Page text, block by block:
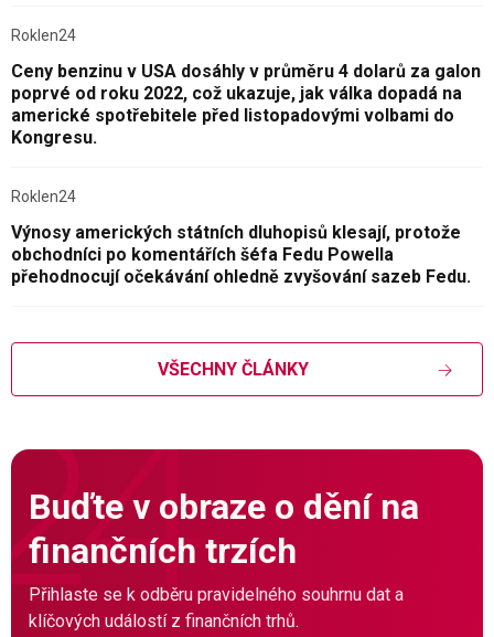
Roklen24
Ceny benzinu v USA dosáhly v průměru 4 dolarů za galon
poprvé od roku 2022, což ukazuje, jak válka dopadá na
americké spotřebitele před listopadovými volbami do
Kongresu.
Roklen24
Výnosy amerických státních dluhopisů klesají, protože
obchodníci po komentářích šéfa Fedu Powella
přehodnocují očekávání ohledně zvyšování sazeb Fedu.
VŠECHNY ČLÁNKY
Buďte v obraze o dění na
finančních trzích
Přihlaste se k odběru pravidelného souhrnu dat a
klíčových událostí z finančních trhů.